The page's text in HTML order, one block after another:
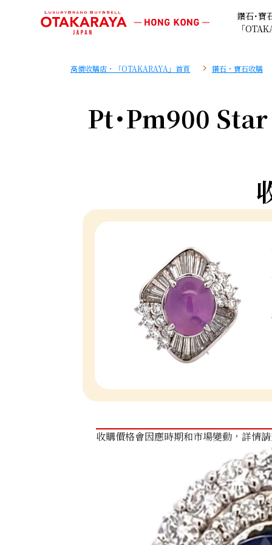
鑽石･寶
「
高價收購店・「OTAKARAYA」首頁 鑽石・寶石收購
Pt･Pm900
收購價格會因應時期和市場變動，詳情